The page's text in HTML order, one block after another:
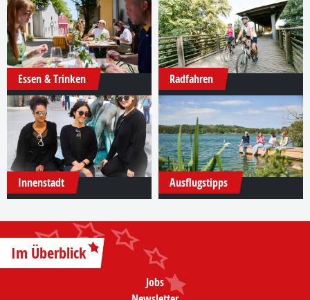
Essen & Trinken Radfahren
Innenstadt Ausflugstipps
Im Überblick
Jobs